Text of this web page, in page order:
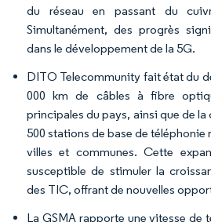
du réseau en passant du
Simultanément, des progrès
dans le développement de la 5G.
DITO Telecommunity fait état du
000 km de câbles à fibre
principales du pays, ainsi que de
500 stations de base de téléphonie
villes et communes. Cette
susceptible de stimuler la
des TIC, offrant de nouvelles
La GSMA rapporte une vitesse de